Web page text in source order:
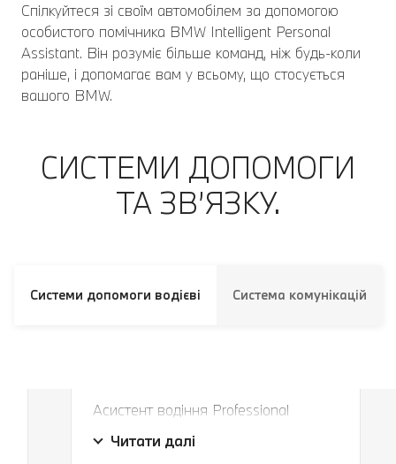
Спілкуйтеся зі своїм автомобілем за допомогою
особистого помічника BMW Intelligent Personal
Assistant. Він розуміє більше команд, ніж будь-коли
раніше, і допомагає вам у всьому, що стосується
вашого BMW.
СИСТЕМИ ДОПОМОГИ
ТА ЗВ’ЯЗКУ.
Системи допомоги водієві Система комунікацій
Завжди в правильній смузі і на
правильній дистанції.
Асистент водіння Professional
власній смузі руху та на потрібній
Читати далі